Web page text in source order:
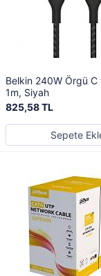
Belkin 240W Örgü C
1m, Siyah
825,58 TL
Sepete